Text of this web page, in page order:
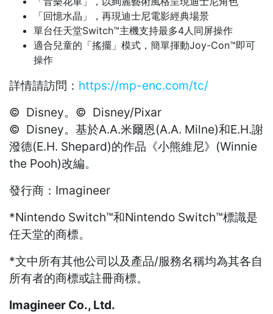
「回憶水晶」，再現迪士尼電影經典場景
單台任天堂Switch™主機支持最多4人同屏操作
適合兒童的「搖擺」模式，簡單揮動Joy-Con™即可
操作
詳情請訪問： https://mp-enc.com/tc/
© Disney。© Disney/Pixar
© Disney。基於A.A.米爾恩(A.A. Milne)和E.H.謝
潑德(E.H. Shepard)的作品《小熊維尼》(Winnie
the Pooh)改編。
發行商：Imagineer
*Nintendo Switch™和Nintendo Switch™標識是
任天堂的商標。
*文中所有其他公司以及產品/服務名稱均為其各自
所有者的商標或註冊商標。
Imagineer Co., Ltd.